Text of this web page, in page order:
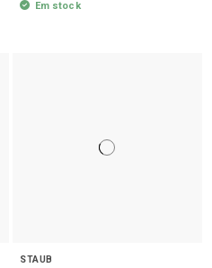
Em stock
STAUB